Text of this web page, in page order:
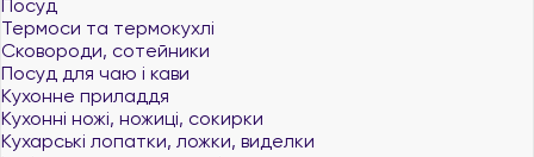
Посуд
Термоси та термокухлі
Сковороди, сотейники
Посуд для чаю і кави
Кухонне приладдя
Кухонні ножі, ножиці, сокирки
Кухарські лопатки, ложки, виделки